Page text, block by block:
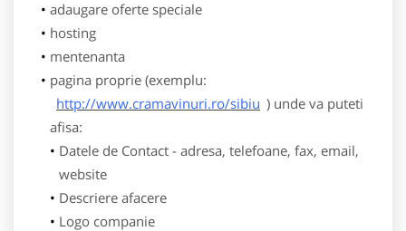
adaugare oferte speciale
hosting
mentenanta
pagina proprie (exemplu:
http://www.cramavinuri.ro/sibiu ) unde va puteti
afisa:
Datele de Contact - adresa, telefoane, fax, email,
website
Descriere afacere
Logo companie